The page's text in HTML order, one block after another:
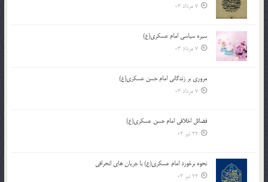
7 مرداد 03
سیره سیاسی امام عسکری(ع)
7 مرداد 03
مروری بر زندگانی امام حسن عسکری(ع)
7 مرداد 03
فضائل اخلاقی امام حسن عسکری(ع)
22 تیر 03
نحوه برخورد امام عسکری(ع) با جریان های انحرافی
22 تیر 03